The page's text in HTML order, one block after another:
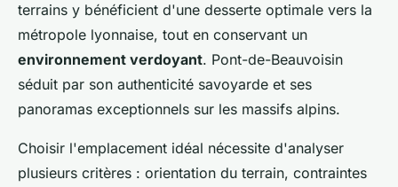
terrains y bénéficient d'une desserte optimale vers la
métropole lyonnaise, tout en conservant un
environnement verdoyant. Pont-de-Beauvoisin
séduit par son authenticité savoyarde et ses
panoramas exceptionnels sur les massifs alpins.
Choisir l'emplacement idéal nécessite d'analyser
plusieurs critères : orientation du terrain, contraintes